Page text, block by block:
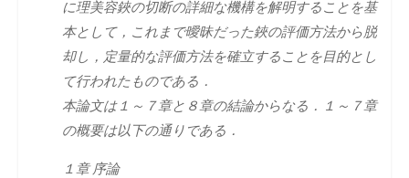
に理美容鋏の切断の詳細な機構を解明することを基
本として，これまで曖昧だった鋏の評価方法から脱
却し，定量的な評価方法を確立することを目的とし
て行われたものである．
本論文は１～７章と８章の結論からなる．１～７章
の概要は以下の通りである．
１章 序論